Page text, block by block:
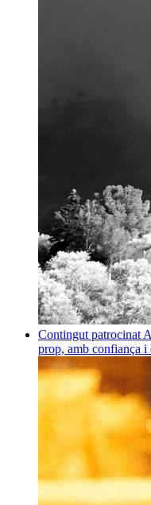
Contingut patrocinat
prop, amb confiança i